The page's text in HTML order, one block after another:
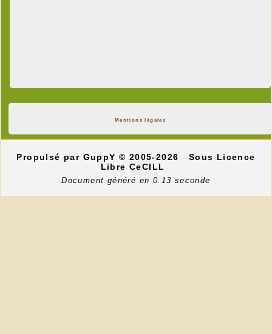
Mentions légales
Propulsé par GuppY© 2005-2026
Sous Licence
Libre CeCILL
Document généré en 0.13 seconde